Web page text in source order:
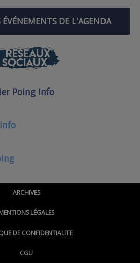
ÉVÉNEMENTS DE L'AGENDA
RÉSEAUX
SOCIAUX
Poing Info
ARCHIVES
LÉGALES
DE CONFIDENTIALITE
CGU